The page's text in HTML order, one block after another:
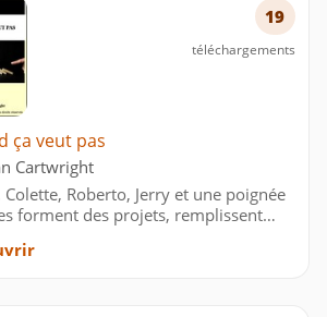
ça veut pas
Cartwright
Colette, Roberto, Jerry et une poignée
forment des projets, remplissent
le bonheur, comme tout le
19
téléchargements